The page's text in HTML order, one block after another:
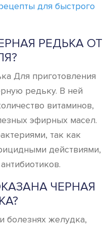
для быстрого
РЕДЬКА ОТ
Для приготовления
редьку. В ней
витаминов,
эфирных масел.
так как
действиями,
ЧЕРНАЯ
болезнях желудка,